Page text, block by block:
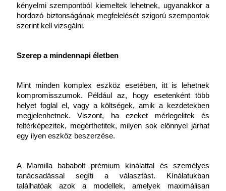
kényelmi szempontból kiemeltek lehetnek, ugyanakkor a
hordozó biztonságának megfelelését szigorú szempontok
szerint kell vizsgálni.
Szerep a mindennapi életben
Mint minden komplex eszköz esetében, itt is lehetnek
kompromisszumok. Például az, hogy esetenként több
helyet foglal el, vagy a költségek, amik a kezdetekben
megjelenhetnek. Viszont, ha ezeket mérlegelitek és
feltérképezitek, megérthetitek, milyen sok előnnyel járhat
egy ilyen eszköz beszerzése.
A Mamilla bababolt prémium kínálattal és személyes
tanácsadással segíti a választást. Kínálatukban
találhatóak azok a modellek, amelyek maximálisan